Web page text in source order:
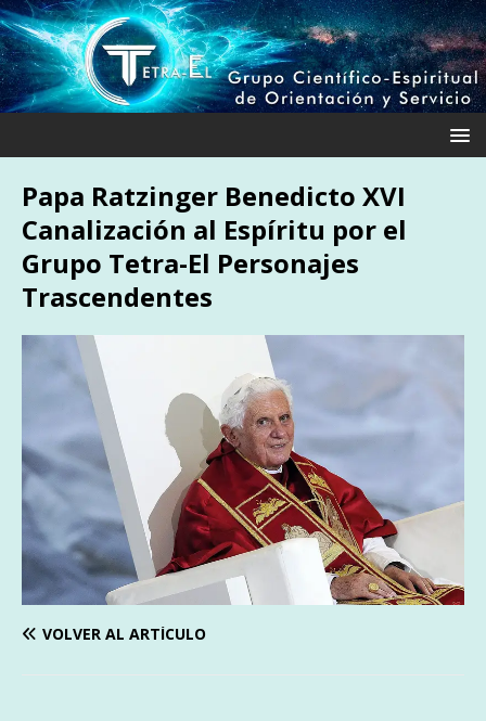
Papa Ratzinger Benedicto XVI
Canalización al Espíritu por el
Grupo Tetra-El Personajes
Trascendentes
VOLVER AL ARTÍCULO